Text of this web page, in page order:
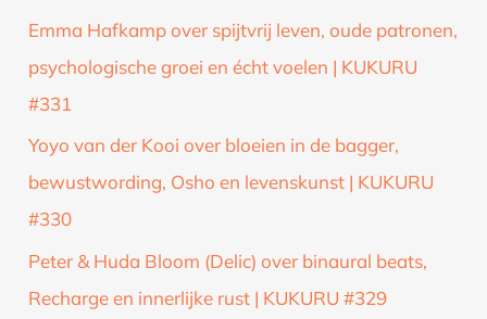
Emma Hafkamp over spijtvrij leven, oude patronen,
psychologische groei en écht voelen | KUKURU
#331
Yoyo van der Kooi over bloeien in de bagger,
bewustwording, Osho en levenskunst | KUKURU
#330
Peter & Huda Bloom (Delic) over binaural beats,
Recharge en innerlijke rust | KUKURU #329